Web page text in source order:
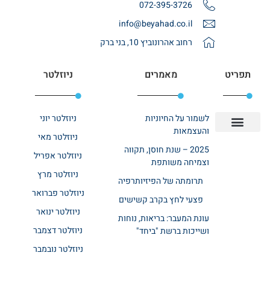
072-395-3726
info@beyahad.co.il
רחוב אהרונוביץ 10, בני ברק
תפריט מאמרים
לשמור על החיוניות
והעצמאות
2025 – שנת חוסן, תקווה
וצמיחה משותפת
תרומתה של הפיזיותרפיה
פצעי לחץ בקרב קשישים
עונת המעבר: בריאות, נוחות
ושייכות ברשת "ביחד"
ניוזלטר
ניוזלטר יוני
ניוזלטר מאי
ניוזלטר אפריל
ניוזלטר מרץ
ניוזלטר פברואר
ניוזלטר ינואר
ניוזלטר דצמבר
ניוזלטר נובמבר